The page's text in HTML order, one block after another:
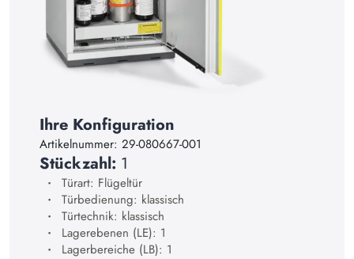
20
21
Ihre Konfiguration
Artikelnummer: 29-080667-001
Stückzahl: 1
Türart: Flügeltür
Türbedienung: klassisch
Türtechnik: klassisch
Lagerebenen (LE): 1
Lagerbereiche (LB): 1